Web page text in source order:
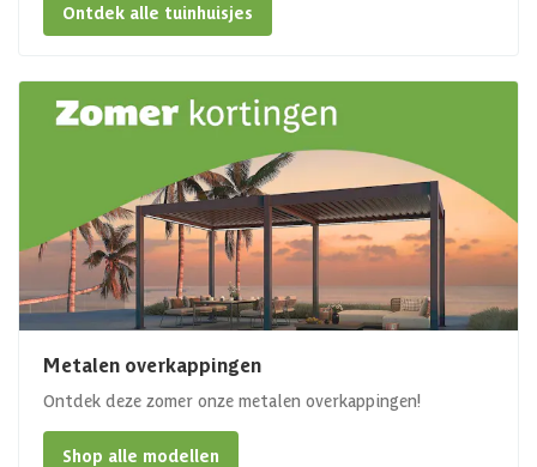
Ontdek alle tuinhuisjes
Metalen overkappingen
Ontdek deze zomer onze metalen overkappingen!
Shop alle modellen